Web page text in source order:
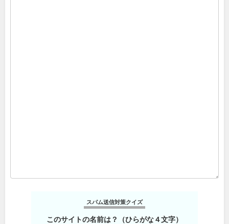
スパム送信対策クイズ
このサイトの名前は？（ひらがな４文字）